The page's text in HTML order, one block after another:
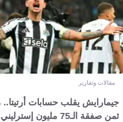
مقالات وتقارير
جيمارايش يقلب حسابات
ثمن صفقة الـ75 مليون إسترليني؟